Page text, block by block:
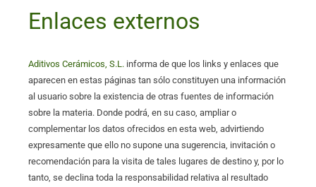
Enlaces externos
Aditivos Cerámicos, S.L. informa de que los links y enlaces que
aparecen en estas páginas tan sólo constituyen una información
al usuario sobre la existencia de otras fuentes de información
sobre la materia. Donde podrá, en su caso, ampliar o
complementar los datos ofrecidos en esta web, advirtiendo
expresamente que ello no supone una sugerencia, invitación o
recomendación para la visita de tales lugares de destino y, por lo
tanto, se declina toda la responsabilidad relativa al resultado